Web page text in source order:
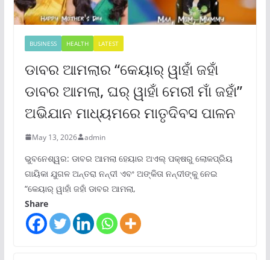
BUSINESS HEALTH LATEST
ଡାବର ଆମଲାର “କେୟାର୍ ୱାହାଁ ଜହାଁ
ଡାବର ଆମଲା, ଘର୍ ୱାହାଁ ମେରୀ ମାଁ ଜହାଁ”
ଅଭିଯାନ ମାଧ୍ୟମରେ ମାତୃଦିବସ ପାଳନ
May 13, 2026 admin
ଭୁବନେଶ୍ୱର: ଡାବର ଆମଲା ହେୟାର ଅଏଲ୍ ପକ୍ଷରୁ ଲୋକପ୍ରିୟ
ଗାୟିକା ଯୁଗଳ ଅନ୍ତରା ନନ୍ଦୀ ଏବଂ ଅଙ୍କିତା ନନ୍ଦୀଙ୍କୁ ନେଇ
“କେୟାର୍ ୱାହାଁ ଜହାଁ ଡାବର ଆମଲା,
Share